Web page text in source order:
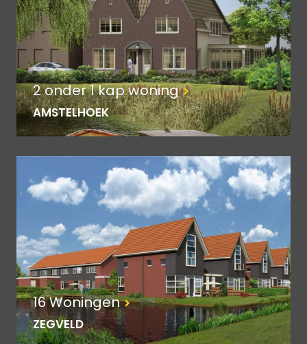
2 onder 1 kap woning
AMSTELHOEK
16 Woningen
ZEGVELD